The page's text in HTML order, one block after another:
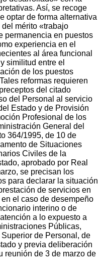
Así, se recoge
optar de forma alternativa
mérito «trabajo
permanencia en puestos
experiencia en el
al área funcional
similitud entre el
de los puestos
reformas requieren
del citado
del Personal al servicio
Estado y de Provisión
Profesional de los
General del
364/1995, de 10 de
de Situaciones
Civiles de la
aprobado por Real
se precisan los
para declarar la situación
de servicios en
el caso de desempeño
interino o de
a lo expuesto a
Públicas,
de Personal, de
y previa deliberación
reunión de 3 de marzo de